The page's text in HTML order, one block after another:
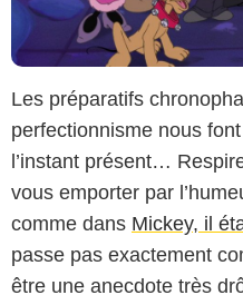
Les préparatifs
perfectionnisme nous
l’instant présent…
vous emporter par
comme dans Mickey, il
passe pas exactement
être une anecdote très